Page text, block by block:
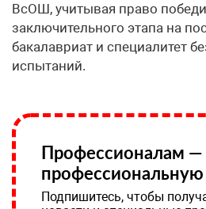
ВсОШ, учитывая право
заключительного этапа на
бакалавриат и специалитет
испытаний.
Профессионалам —
профессиональную
Подпишитесь, чтобы